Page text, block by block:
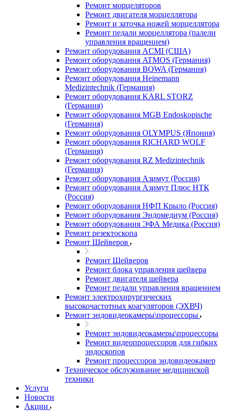
Ремонт морцеляторов
Ремонт двигателя морцеллятора
Ремонт и заточка ножей морцеллятора
Ремонт педали морцеллятора (палели
управления вращением)
Ремонт оборудования ACMI (США)
Ремонт оборудования ATMOS (Германия)
Ремонт оборудования BOWA (Германия)
Ремонт оборудования Heinemann
Medizintechnik (Германия)
Ремонт оборудования KARL STORZ
(Германия)
Ремонт оборудования MGB Endoskopische
(Германия)
Ремонт оборудования OLYMPUS (Япония)
Ремонт оборудования RICHARD WOLF
(Германия)
Ремонт оборудования RZ Medizintechnik
(Германия)
Ремонт оборудования Азимут (Россия)
Ремонт оборудования Азимут Плюс НТК
(Россия)
Ремонт оборудования НФП Крыло (Россия)
Ремонт оборудования Эндомедиум (Россия)
Ремонт оборудования ЭФА Медика (Россия)
Ремонт резектоскопа
Ремонт Шейверов
Ремонт Шейверов
Ремонт блока управления шейвера
Ремонт двигателя шейвера
Ремонт педали управления вращением
Ремонт электрохирургических
высокочастотных коагуляторов (ЭХВЧ)
Ремонт эндовидеокамеры\процессоры
Ремонт эндовидеокамеры\процессоры
Ремонт видеопроцессоров для гибких
эндоскопов
Ремонт процессоров эндовидеокамер
Техническое обслуживание медицинской
техники
Услуги
Новости
Акции